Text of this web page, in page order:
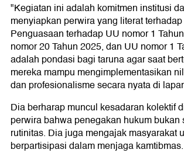
"Kegiatan ini adalah komitmen institusi
menyiapkan perwira yang literat
Penguasaan terhadap UU nomor 1
nomor 20 Tahun 2025, dan UU nomor 1
adalah pondasi bagi taruna agar saat
mereka mampu mengimplementasikan
dan profesionalisme secara nyata di
Dia berharap muncul kesadaran kolektif
perwira bahwa penegakan hukum bukan
rutinitas. Dia juga mengajak masyarakat
berpartisipasi dalam menjaga kamtibmas.